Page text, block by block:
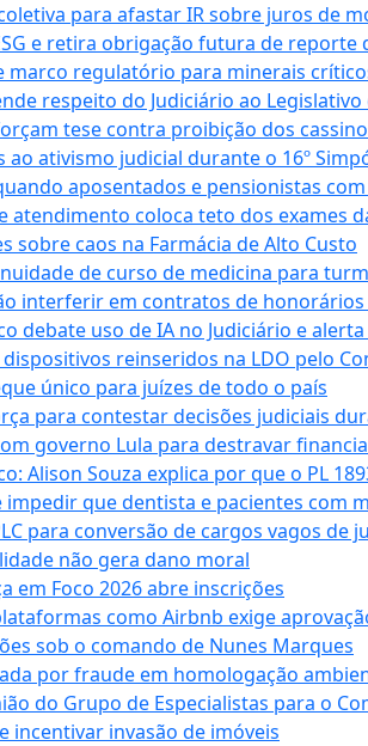
para afastar IR sobre juros de
e retira obrigação futura de reporte
marco regulatório para minerais
respeito do Judiciário ao
tese contra proibição dos
ao ativismo judicial durante o 16º
aposentados e pensionistas
atendimento coloca teto dos exames
sobre caos na Farmácia de Alto Custo
de curso de medicina para
interferir em contratos de honorários
debate uso de IA no Judiciário e
reinseridos na LDO pelo
único para juízes de todo o país
para contestar decisões judiciais
governo Lula para destravar
Alison Souza explica por que o PL
que dentista e pacientes com
para conversão de cargos vagos de
não gera dano moral
em Foco 2026 abre inscrições
como Airbnb exige
sob o comando de Nunes Marques
por fraude em homologação
do Grupo de Especialistas para o
incentivar invasão de imóveis